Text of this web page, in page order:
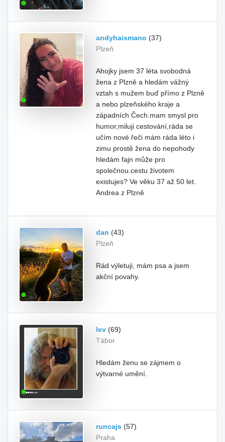
andyhaismano (37)
Plzeň
Ahojky jsem 37 léta svobodná
žena z Plzně a hledám vážný
vztah s mužem buď přímo z Plzně
a nebo plzeňského kraje a
západních Čech.mam smysl pro
humor,miluji cestování,ráda se
učím nové řeči mám ráda léto i
zimu prostě žena do nepohody
hledám fajn může pro
společnou.cestu životem
existujes? Ve věku 37 až 50 let.
Andrea z Plzně
dan (43)
Plzeň
Rád výletuji, mám psa a jsem
akční povahy.
lev (69)
Tábor
Hledám ženu se zájmem o
výtvarné umění.
runcajs (57)
Praha